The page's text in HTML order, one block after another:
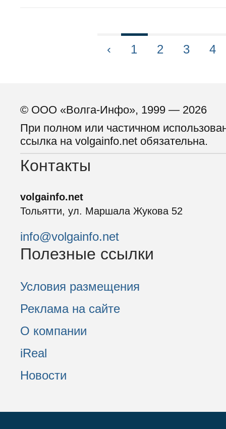
‹ 1 2 3 4
© ООО «Волга-Инфо», 1999 — 2026
При полном или частичном
ссылка на volgainfo.net обязательна.
Контакты
volgainfo.net
Тольятти, ул. Маршала Жукова 52
info@volgainfo.net
Полезные ссылки
Условия размещения
Реклама на сайте
О компании
iReal
Новости